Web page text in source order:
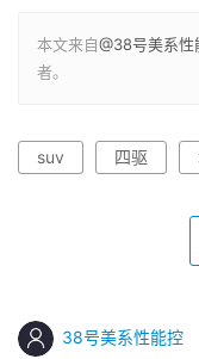
本文来自@38号美系性
者。
suv 四驱
38号美系性能控